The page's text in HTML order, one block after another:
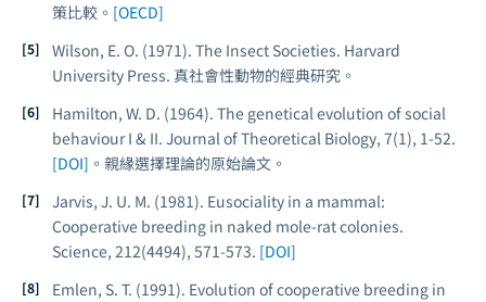
策比較。 [OECD]
Wilson, E. O. (1971). The Insect Societies. Harvard
University Press. 真社會性動物的經典研究。
Hamilton, W. D. (1964). The genetical evolution of social
behaviour I & II. Journal of Theoretical Biology, 7(1), 1-52.
[DOI] 。親緣選擇理論的原始論文。
Jarvis, J. U. M. (1981). Eusociality in a mammal:
Cooperative breeding in naked mole-rat colonies.
Science, 212(4494), 571-573. [DOI]
Emlen, S. T. (1991). Evolution of cooperative breeding in